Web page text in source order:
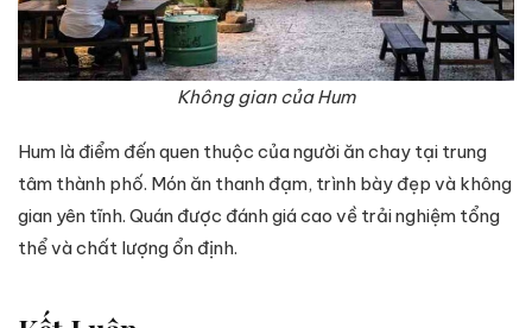
Không gian của Hum
Hum là điểm đến quen thuộc của người ăn chay tại trung
tâm thành phố. Món ăn thanh đạm, trình bày đẹp và không
gian yên tĩnh. Quán được đánh giá cao về trải nghiệm tổng
thể và chất lượng ổn định.